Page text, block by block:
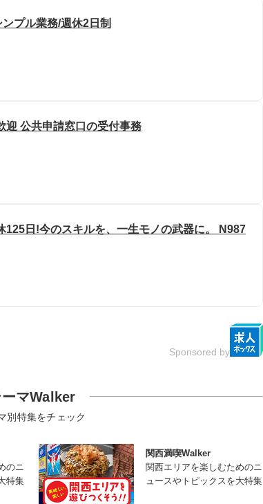
プル業務/週休2日制
迎 公共申請窓口の受付事務
日!今のスキルを、一生モノの武器に。 N987
Sponsored by
マWalker
別特集をチェック
のニ
特集
関西満喫Walker
関西エリアを楽しむためのニ
ュースやトピックスを大特集